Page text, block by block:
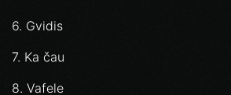
6. Gvidis
7. Ka čau
8. Vafele